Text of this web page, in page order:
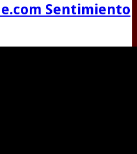
Sentimiento